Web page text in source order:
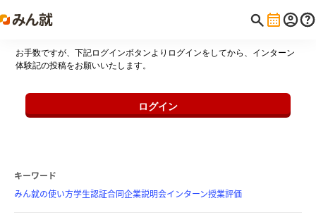
お手数ですが、下記ログインボタンよりログインをしてから、インターン
体験記の投稿をお願いいたします。
ログイン
キーワード
みん就の使い方学生認証合同企業説明会インターン授業評価